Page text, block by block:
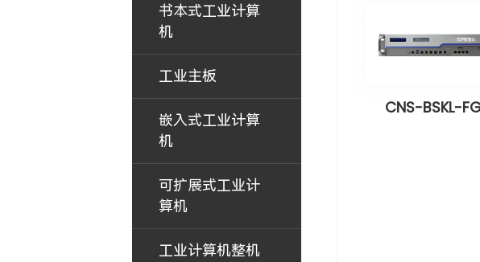
书本式工业计算
机
工业主板
嵌入式工业计算
机
可扩展式工业计
算机
工业计算机整机
CNS-BSKL-